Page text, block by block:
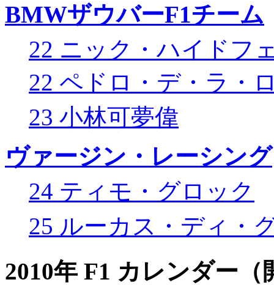
BMWザウバーF1チーム
22 ニック・ハイドフ
22 ペドロ・デ・ラ・
23 小林可夢偉
ヴァージン・レーシング
24 ティモ・グロック
25 ルーカス・ディ・
2010年 F1 カレンダー